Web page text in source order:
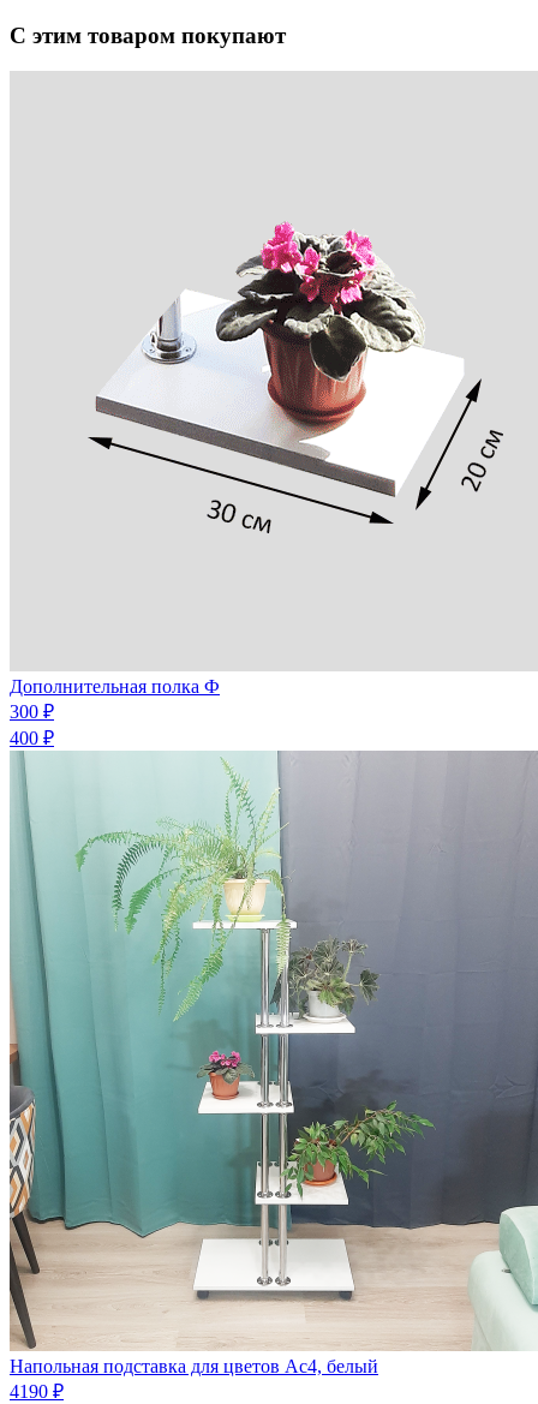
С этим товаром покупают
Дополнительная полка Ф
300 ₽
400 ₽
Напольная подставка для цветов Ас4, белый
4190 ₽